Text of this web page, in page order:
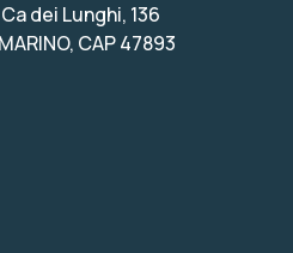
dei Lunghi, 136
CAP 47893